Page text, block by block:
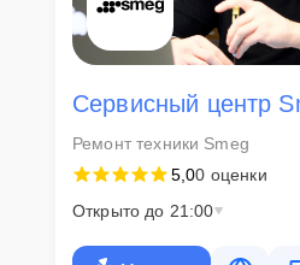
стоимость ремонта можно с
Скорость
ремонта
Наша компания ценит время
оперативного решения любых
клиент сможет забрать свой гаджет
Сервисный центр
Ремонт техники Smeg
5,00 оценки
Открыто до 21:00